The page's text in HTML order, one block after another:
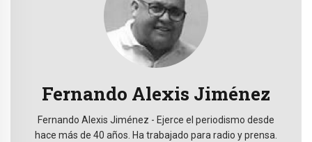
Fernando Alexis Jiménez
Fernando Alexis Jiménez - Ejerce el periodismo desde
hace más de 40 años. Ha trabajado para radio y prensa.